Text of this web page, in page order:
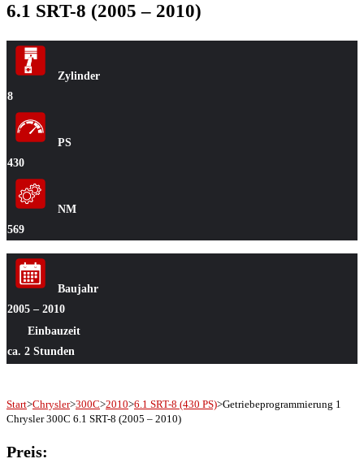
6.1 SRT-8 (2005 – 2010)
Zylinder
8
PS
430
NM
569
Baujahr
2005 – 2010
Einbauzeit
ca. 2 Stunden
Start>Chrysler>300C>2010>6.1 SRT-8 (430 PS)>Getriebeprogrammierung 1
Chrysler 300C 6.1 SRT-8 (2005 – 2010)
Preis: